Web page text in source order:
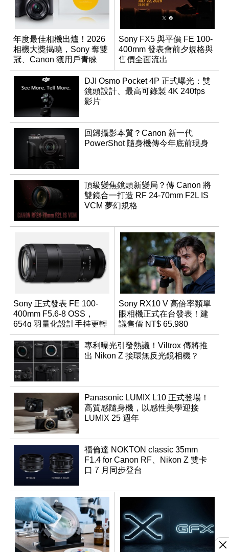
年度最佳相機出爐！2026
相機大獎揭曉，Sony 奪雙
冠、Canon 獲用戶青睞
Sony FX5 與平價 FE 100-
400mm 發表會前夕規格與
售價全面流出
DJI Osmo Pocket 4P 正式曝光：雙
鏡頭設計、最高可錄製 4K 240fps
影片
回歸攝影本質？Canon 新一代
PowerShot 隨身機傳今年底前現身
頂級變焦鏡頭新變局？傳 Canon 將
雙鏡合一打造 RF 24-70mm F2L IS
VCM 夢幻規格
Sony 正式發表 FE 100-
400mm F5.6-8 OSS，
654g 羽量化設計手持更輕
鬆
Sony RX10 V 高倍率類單
眼相機正式在台發表！建
議售價 NT$ 65,980
專利曝光引發熱議！Viltrox 傳將推
出 Nikon Z 接環無反光鏡相機？
Panasonic LUMIX L10 正式登場！
高質感隨身機，以感性美學迎接
LUMIX 25 週年
福倫達 NOKTON classic 35mm
F1.4 for Canon RF、Nikon Z 雙卡
口 7 月同步登台